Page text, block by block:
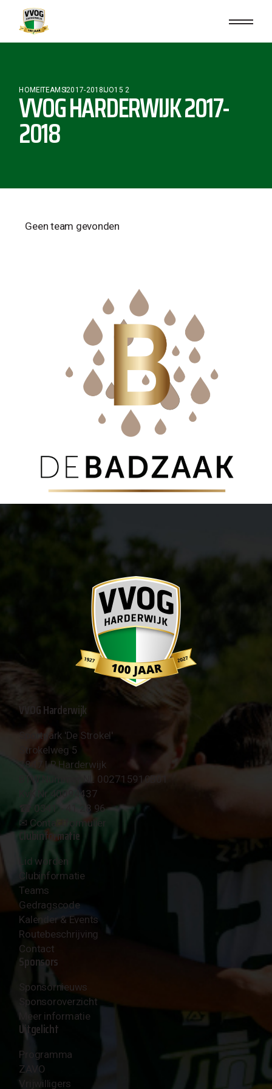
HOMETEAMS2017-2018 JO15 2
VVOG HARDERWIJK 2017-
2018
Geen team gevonden
VVOG Harderwijk
Sportpark 'De Strokel'
Strokelweg 5
3847 LR Harderwijk
BTW Nummer NL 002715910B01
KvK Nr 40094437
☎︎ 0341 - 41 28 96
✉︎ Contactformulier
Clubinformatie
Lid worden
Clubinformatie
Teams
Gedragscode
Kalender & Events
Routebeschrijving
Contact
Sponsors
Sponsornieuws
Sponsoroverzicht
Meer informatie
Uitgelicht
Programma
ZAVO
Vrijwilligers